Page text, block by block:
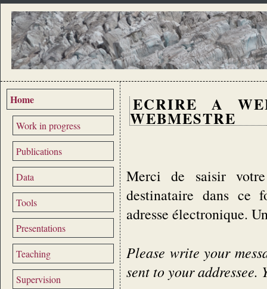
Home
Work in progress
Publications
Data
Tools
Presentations
Teaching
Supervision
ECRIRE A
WEBMESTRE
Merci de saisir
destinataire dans ce
adresse électronique.
Please write your
sent to your addressee.